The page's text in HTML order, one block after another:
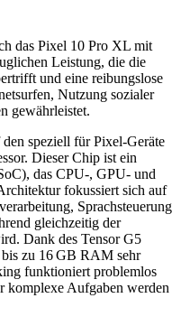
das Pixel 10 Pro XL mit
Leistung, die die
und eine reibungslose
Nutzung sozialer
gewährleistet.
speziell für Pixel-Geräte
Dieser Chip ist ein
das CPU‑, GPU‑ und
fokussiert sich auf
Sprachsteuerung
gleichzeitig der
Dank des Tensor G5
zu 16 GB RAM sehr
funktioniert problemlos
komplexe Aufgaben werden